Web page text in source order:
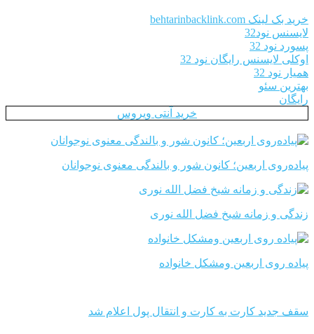
خرید بک لینک behtarinbacklink.com
لایسنس نود32
پسورد نود 32
اوکلی لایسنس رایگان نود 32
همیار نود 32
بهترین سئو
رایگان
خرید آنتی ویروس
پیاده‌روی اربعین؛ کانون شور و بالندگی معنوی نوجوانان
زندگی و زمانه شیخ فضل الله نوری
پیاده روی اربعین ومشکل خانواده
سقف جدید کارت به کارت و انتقال پول اعلام شد